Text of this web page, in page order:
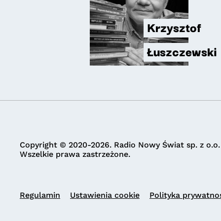
Krzysztof
Łuszczewski
Copyright © 2020-2026. Radio Nowy Świat sp. z o.o.
Wszelkie prawa zastrzeżone.
Regulamin Ustawienia cookie Polityka